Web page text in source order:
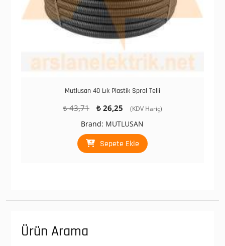
Mutlusan 40 Lık Plastik Spral Telli
₺43,71
Orijinal
₺ 43,71.
₺26,25
Şu
fiyat:
₺ 26,25.
(KDV Hariç)
Brand: MUTLUSAN
Sepete Ekle
Ürün Arama